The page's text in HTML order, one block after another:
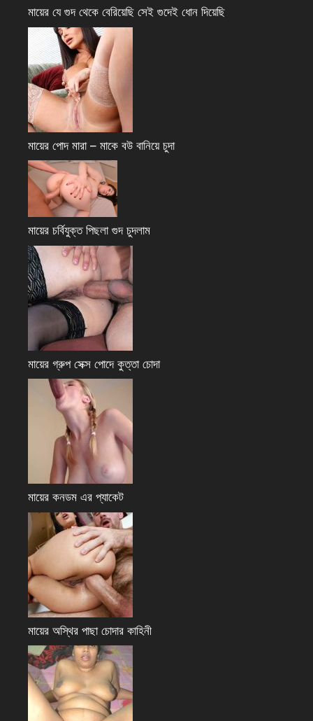
মায়ের যে গুদ থেকে বেরিয়েছি সেই গুদেই ধোন দিয়েছি
মায়ের পোদ মারা – মাকে বউ বানিয়ে চুদা
মায়ের চর্বিযুক্ত পিছলা গুদ চুদলাম
মায়ের গ্রুপ সেক্স পোদে কুত্তা চোদা
মায়ের কনডম এর প্যাকেট
মায়ের অস্থির পাছা চোদার কাহিনী